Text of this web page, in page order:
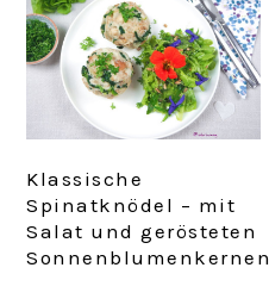
Klassische
Spinatknödel – mit
Salat und gerösteten
Sonnenblumenkernen